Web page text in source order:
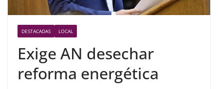
DESTACADAS LOCAL
Exige AN desechar
reforma energética